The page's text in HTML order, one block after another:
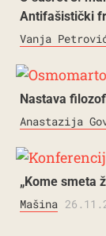
Antifašistički
Vanja
Nastava
Anastazija
„Kome smeta
Mašina